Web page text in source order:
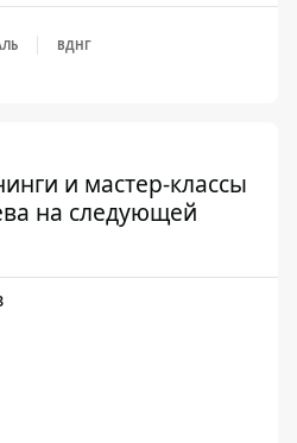
ВДНГ
и мастер-классы
на следующей